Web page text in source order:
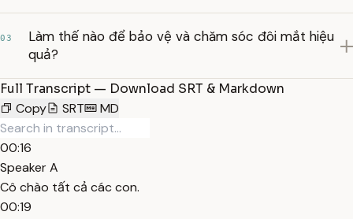
03
Làm thế nào để bảo vệ và chăm sóc đôi mắt hiệu
quả?
Full Transcript — Download SRT & Markdown
Copy
SRT MD
00:16
Speaker A
Cô chào tất cả các con.
00:19